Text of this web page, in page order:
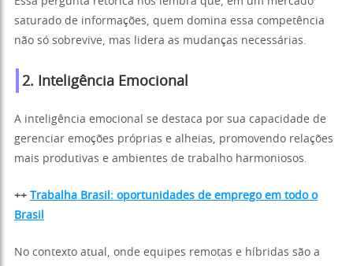
saturado de informações, quem domina essa competência
não só sobrevive, mas lidera as mudanças necessárias.
2. Inteligência Emocional
A inteligência emocional se destaca por sua capacidade de
gerenciar emoções próprias e alheias, promovendo relações
mais produtivas e ambientes de trabalho harmoniosos.
++
Trabalha Brasil: oportunidades de emprego em todo o
Brasil
No contexto atual, onde equipes remotas e híbridas são a